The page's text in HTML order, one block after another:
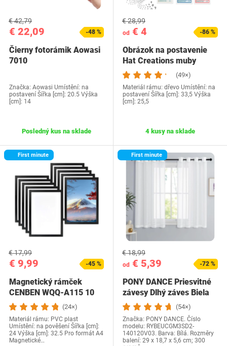
€ 22,09
€ 42,79
-48 %
Čierny fotorámik Aowasi
7010
Značka: Aowasi Umístění: na
postavení Šířka [cm]: 20.5 Výška
[cm]: 14
Posledný kus na sklade
od € 4
€ 28,99
-86 %
Obrázok na postavenie
Hat Creations muby
(49×)
Materiál rámu: dřevo Umístění: na
postavení Šířka [cm]: 33,5 Výška
[cm]: 25,5
4 kusy na sklade
First minute
€ 9,99
€ 17,99
-45 %
Magnetický rámček
CENBEN WQQ-A115 10
ks
(24×)
Materiál rámu: PVC plast
Umístění: na pověšení Šířka [cm]:
24 Výška [cm]: 32.5 Pro formát A4
Magnetické…
First minute
od € 5,39
€ 18,99
-72 %
PONY DANCE Priesvitné
závesy Dlhý záves Biela
Priehľadná…
(54×)
Značka: PONY DANCE. Číslo
modelu: RYBEUCGM3SD2-
140120V03. Barva: Bílá. Rozměry
balení: 29 x 18,7 x 5,6 cm; 300